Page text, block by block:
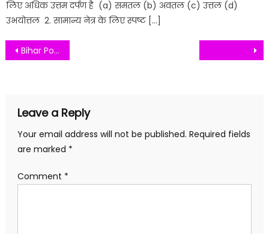
लिए अधिक उत्तम दर्पण है (a) समतल (b) अवतल (c) उत्तल (d)
उभयोत्तल 2. सामान्य नेत्र के लिए स्पष्ट […]
Post
Bihar Polytechnic Exam Previous Year Question Physics MCQ question For Polytechnic Eaxm set 3
Leave a Reply
Your email address will not be published. Required fields
are marked *
Comment *